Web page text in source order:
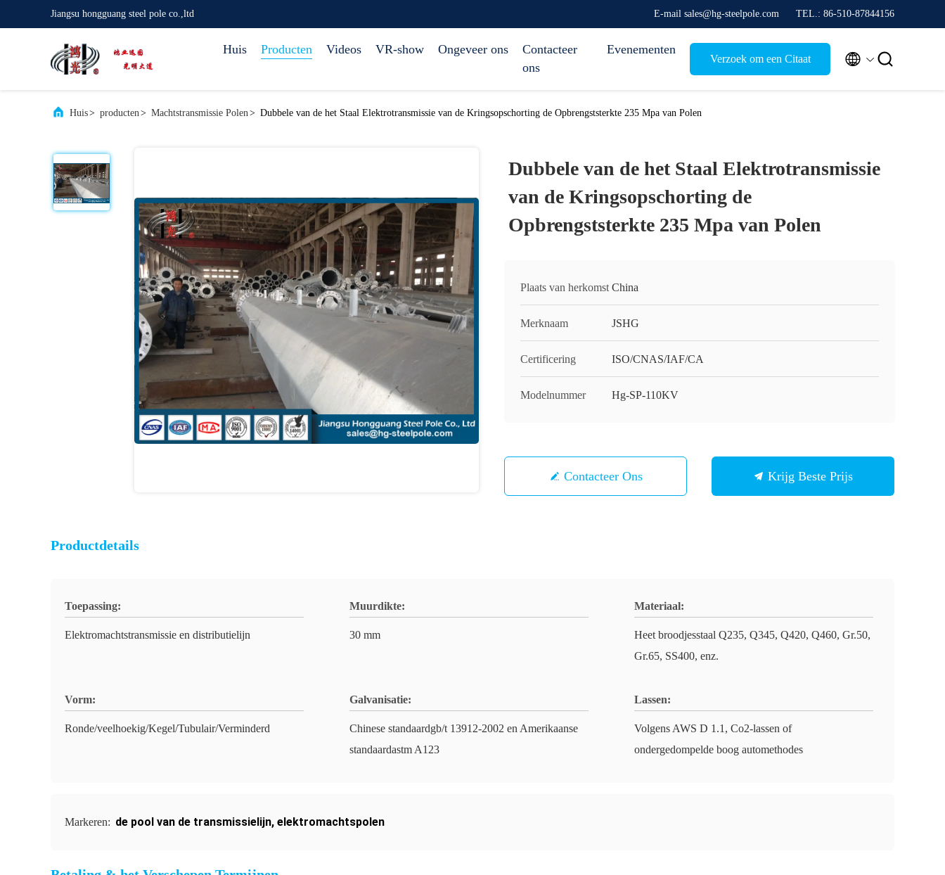
Jiangsu hongguang steel pole co.,ltd E-mail sales@hg-steelpole.com TEL.: 86-510-87844156
Huis Producten Videos VR-show Ongeveer ons
Contacteer
ons
Evenementen
Verzoek om een Citaat  
Huis> producten> Machtstransmissie Polen> Dubbele van de het Staal Elektrotransmissie van de Kringsopschorting de Opbrengststerkte 235 Mpa van Polen
Dubbele van de het Staal Elektrotransmissie
van de Kringsopschorting de
Opbrengststerkte 235 Mpa van Polen
Plaats van herkomst China
Merknaam JSHG
Certificering ISO/CNAS/IAF/CA
Modelnummer Hg-SP-110KV
Contacteer Ons Krijg Beste Prijs
Productdetails
Toepassing:
Elektromachtstransmissie en distributielijn
Muurdikte:
30 mm
Materiaal:
Heet broodjesstaal Q235, Q345, Q420, Q460, Gr.50,
Gr.65, SS400, enz.
Vorm:
Ronde/veelhoekig/Kegel/Tubulair/Verminderd
Galvanisatie:
Chinese standaardgb/t 13912-2002 en Amerikaanse
standaardastm A123
Lassen:
Volgens AWS D 1.1, Co2-lassen of
ondergedompelde boog automethodes
Markeren: de pool van de transmissielijn, elektromachtspolen